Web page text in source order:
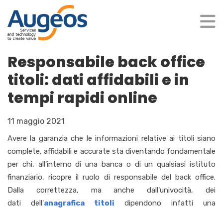
Responsabile back office
titoli: dati affidabili e in
tempi rapidi online
11 maggio 2021
Avere la garanzia che le informazioni relative ai titoli siano
complete, affidabili e accurate sta diventando fondamentale
per chi, all'interno di una banca o di un qualsiasi istituto
finanziario, ricopre il ruolo di responsabile del back office.
Dalla correttezza, ma anche dall'univocità, dei
dati dell'anagrafica titoli dipendono infatti una